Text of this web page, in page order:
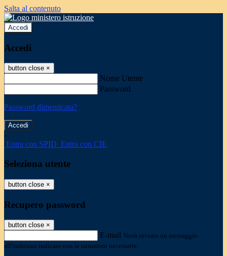
Salta al contenuto
Accedi
Accedi
button close ×
Nome Utente
Password
Password dimenticata?
-
Entra con SPID Entra con CIE
Seleziona utente
button close ×
Recupero password
button close ×
E-mail Verrà inviato un messaggio
all'indirizzo indicato con le istruzioni necessarie.